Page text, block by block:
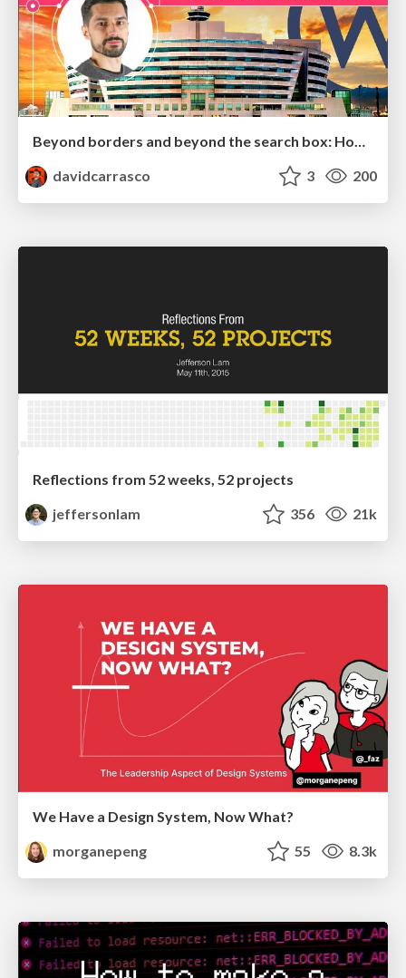
Beyond borders and beyond the search box: How to win the global "messy middle" with AI-driven SEO
davidcarrasco
3 200
Reflections from 52 weeks, 52 projects
jeffersonlam
356 21k
We Have a Design System, Now What?
morganepeng
55 8.3k